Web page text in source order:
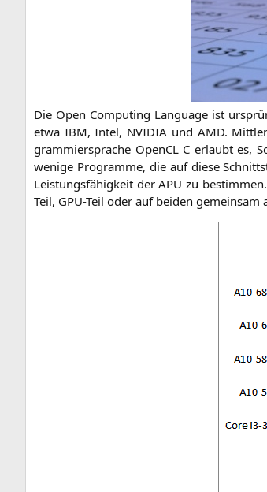
Die Open Com­pu­ting Lan­guage ist
etwa IBM, Intel, NVIDIA und AMD.
gram­mier­spra­che Open­CL C erlaubt es,
weni­ge Pro­gram­me, die auf die­se
Leis­tungs­fä­hig­keit derAPU zu
Teil, GPU-Teil oder auf bei­den gemein­sam